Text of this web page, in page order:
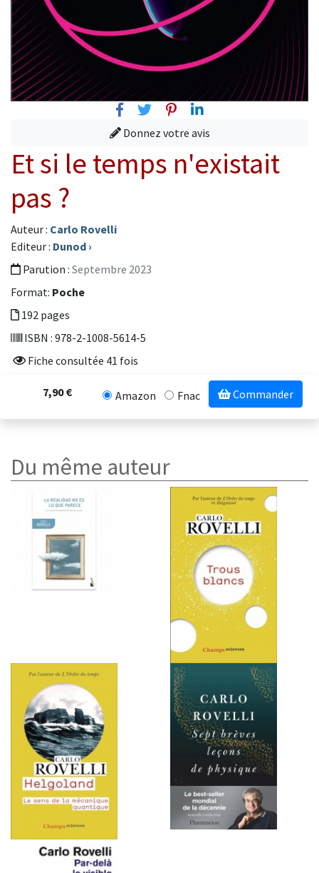
FacebookTwitterPinterest
Linkedin
Donnez votre avis
Et si le temps n'existait
pas ?
Auteur : Carlo Rovelli
Editeur : Dunod ›
Parution : Septembre 2023
Format: Poche
192 pages
ISBN : 978-2-1008-5614-5
Fiche consultée 41 fois
7,90 € Amazon Fnac Commander
Du même auteur